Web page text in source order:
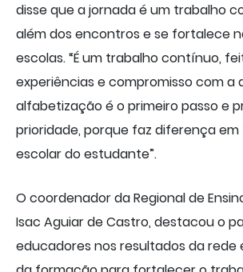
disse que a jornada é um trabalho
além dos encontros e se fortalece
escolas. “É um trabalho contínuo,
experiências e compromisso com a
alfabetização é o primeiro passo e
prioridade, porque faz diferença
escolar do estudante”.
O coordenador da Regional de
Isac Aguiar de Castro, destacou o
educadores nos resultados da rede